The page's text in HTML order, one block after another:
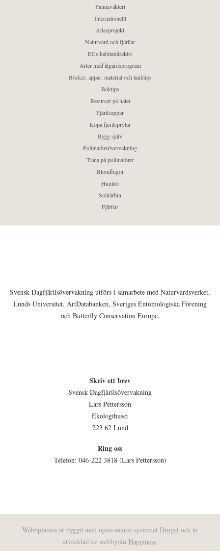
Faunaväkteri
Internationellt
Atlasprojekt
Naturvård och fjärilar
EUs habitatdirektiv
Arter med åtgärdsprogram
Böcker, appar, material och länktips
Boktips
Resurser på nätet
Fjärilsappar
Köpa fjärilsprylar
Bygg själv
Pollinatörsövervakning
Träna på pollinatörer
Blomflugor
Humlor
Solitärbin
Fjärilar
Svensk Dagfjärilsövervakning utförs i samarbete med Naturvårdsverket,
Lunds Universitet, ArtDatabanken, Sveriges Entomologiska Förening
och Butterfly Conservation Europe.
Skriv ett brev
Svensk Dagfjärilsövervakning
Lars Pettersson
Ekologihuset
223 62 Lund
Ring oss
Telefon: 046-222 3818 (Lars Pettersson)
Webbplatsen är byggd med open-source systemet Drupal och är
utvecklad av webbyrån Happiness.